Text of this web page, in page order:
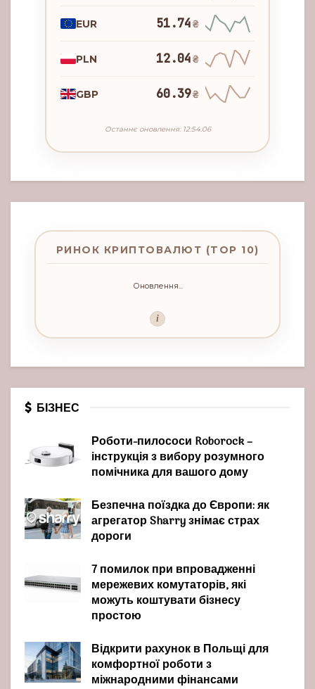
EUR 51.74₴
PLN 12.04₴
GBP 60.39₴
Останнє оновлення: 12:54:06
РИНОК КРИПТОВАЛЮТ (TOP 10)
Оновлення...
i
БІЗНЕС
Роботи-пилососи Roborock –
інструкція з вибору розумного
помічника для вашого дому
Безпечна поїздка до Європи: як
агрегатор Sharry знімає страх
дороги
7 помилок при впровадженні
мережевих комутаторів, які
можуть коштувати бізнесу
простою
Відкрити рахунок в Польщі для
комфортної роботи з
міжнародними фінансами